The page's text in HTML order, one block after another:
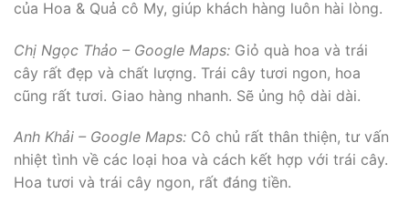
của Hoa & Quả cô My, giúp khách hàng luôn hài lòng.
Chị Ngọc Thảo – Google Maps: Giỏ quà hoa và trái
cây rất đẹp và chất lượng. Trái cây tươi ngon, hoa
cũng rất tươi. Giao hàng nhanh. Sẽ ủng hộ dài dài.
Anh Khải – Google Maps: Cô chủ rất thân thiện, tư vấn
nhiệt tình về các loại hoa và cách kết hợp với trái cây.
Hoa tươi và trái cây ngon, rất đáng tiền.